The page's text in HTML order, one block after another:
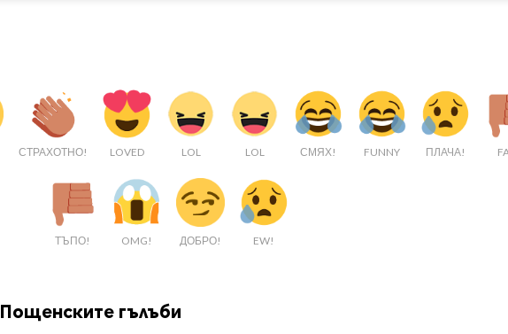
СТРАХОТНО! LOVED LOL LOL СМЯХ! FUNNY ПЛАЧА!
ТЪПО! OMG! ДОБРО! EW!
Пощенските гълъби